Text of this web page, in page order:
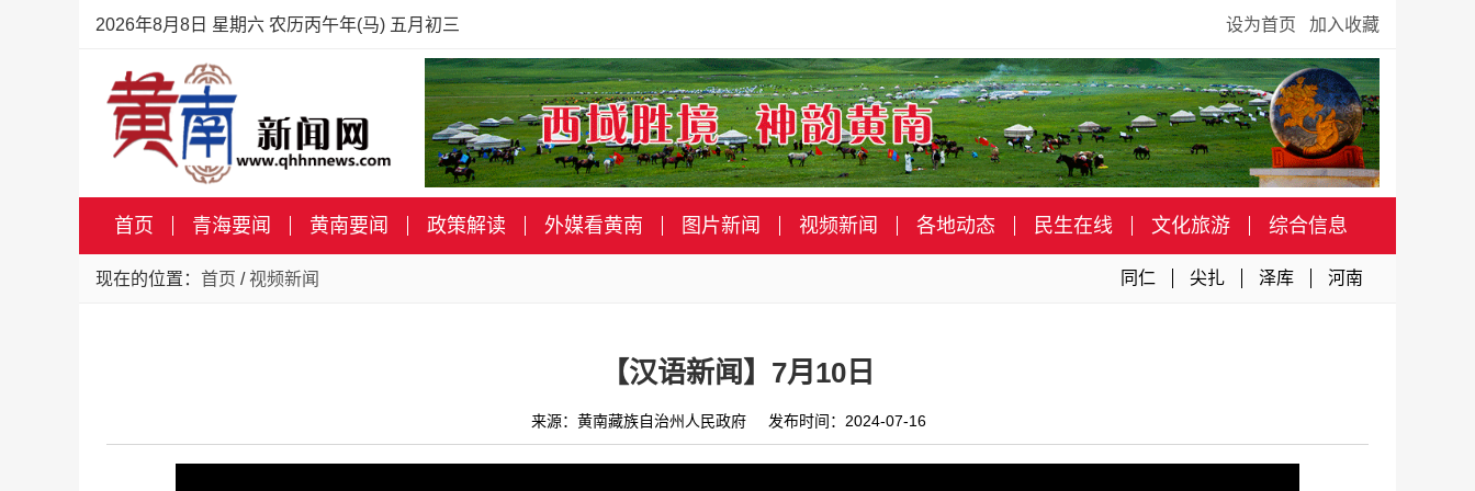
2026年8月8日 星期六 农历丙午年(马) 五月初三 设为首页 加入收藏
首页 青海要闻 黄南要闻 政策解读 外媒看黄南 图片新闻 视频新闻 各地动态 民生在线 文化旅游 综合信息
现在的位置： 首页 / 视频新闻 同仁 尖扎 泽库 河南
【汉语新闻】7月10日
来源：黄南藏族自治州人民政府 发布时间：2024-07-16